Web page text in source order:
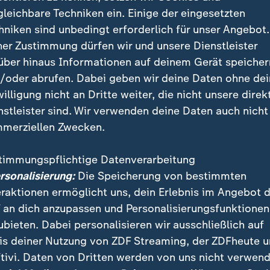
12:15 Uhr
Iran verletzen Völkerrecht
Durften die USA und Israel nach dem Völkerrecht
Dominik Steiger hat eine klare Antwort: "Nein".
Techniken ein. Einige der eingesetzten
sind unbedingt erforderlich für unser
Zustimmung dürfen wir und unsere Dienstleister
hinaus Informationen auf deinem Gerät
oder abrufen. Dabei geben wir deine Daten ohne
nicht an Dritte weiter, die nicht unsere
sind. Wir verwenden deine Daten auch nicht
Zwecken.
Datenverarbeitung
Die Speicherung von bestimmten
ermöglicht uns, dein Erlebnis im Angebot
an dich anzupassen und Personalisierungsfunktionen
Dabei personalisieren wir ausschließlich auf
deiner Nutzung von ZDF Streaming, der ZDFheute
Daten von Dritten werden von uns nicht